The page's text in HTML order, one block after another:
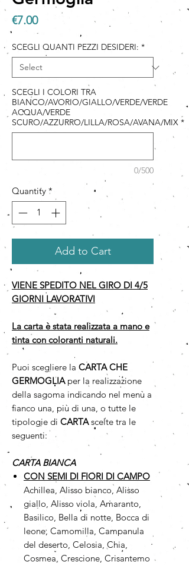
€7.00Price
SCEGLI QUANTI PEZZI DESIDERI: *
SCEGLI I COLORI TRA
BIANCO/AVORIO/GIALLO/VERDE/VERDE
ACQUA/VERDE
SCURO/AZZURRO/LILLA/ROSA/AVANA/MIX *
0/500
Quantity *
Add to Cart
VIENE SPEDITO NEL GIRO DI 4/5
GIORNI LAVORATIVI
La carta è stata realizzata a mano e
tinta con coloranti naturali.
Puoi scegliere la CARTA CHE
GERMOGLIAper la realizzazione
della sagoma indicando nel menù a
fianco una, più di una, o tutte le
tipologie di CARTAscelte tra le
seguenti:
CARTA BIANCA
CON SEMI DI FIORI DI CAMPO
Achillea, Alisso bianco, Alisso
giallo, Alisso viola, Amaranto,
Basilico, Bella di notte, Bocca di
leone, Camomilla, Campanula
del deserto, Celosia, Chia,
Cosmea, Crescione, Crisantemo